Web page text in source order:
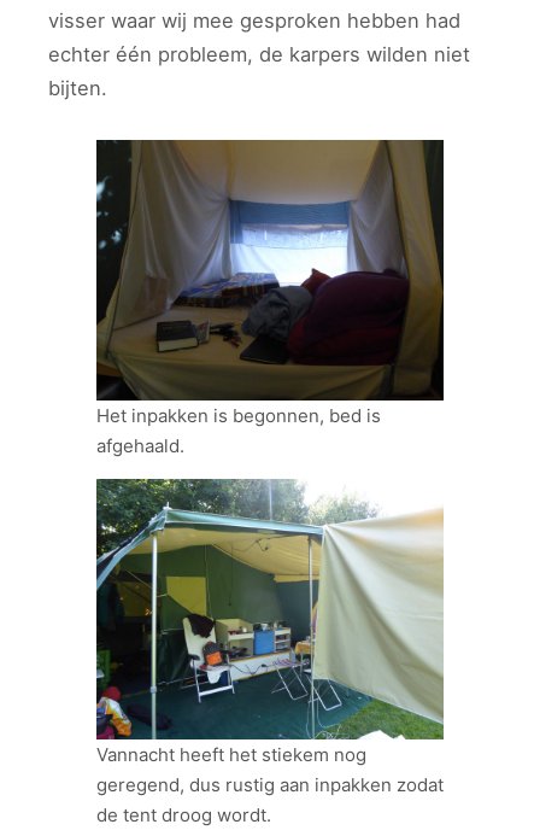
visser waar wij mee gesproken hebben had
echter één probleem, de karpers wilden niet
bijten.
Het inpakken is begonnen, bed is
afgehaald.
Vannacht heeft het stiekem nog
geregend, dus rustig aan inpakken zodat
de tent droog wordt.